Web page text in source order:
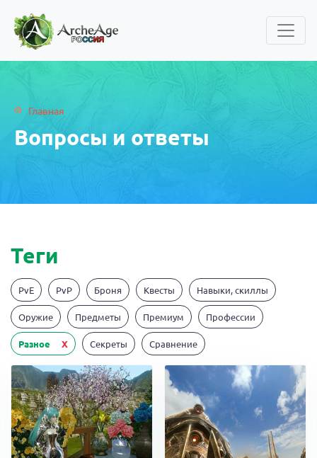
Главная
Вопросы и ответы
Теги
PvE PvP Броня Квесты Навыки, скиллы
Оружие Предметы Премиум Профессии
Разное X Секреты Сравнение